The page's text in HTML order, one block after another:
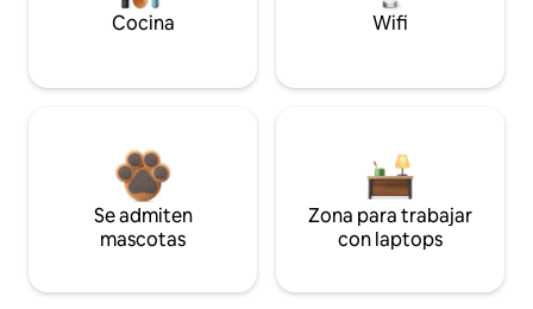
Cocina Wifi
Se admiten
mascotas
Zona para trabajar
con laptops